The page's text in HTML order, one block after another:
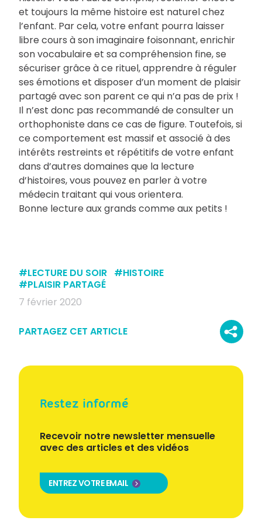
Restez informé
Recevoir notre newsletter mensuelle
avec des articles et des vidéos
ENTREZ VOTRE EMAIL
et toujours la même histoire est naturel chez
l’enfant. Par cela, votre enfant pourra laisser
libre cours à son imaginaire foisonnant, enrichir
son vocabulaire et sa compréhension fine, se
sécuriser grâce à ce rituel, apprendre à réguler
ses émotions et disposer d’un moment de plaisir
partagé avec son parent ce qui n’a pas de prix !
Il n’est donc pas recommandé de consulter un
orthophoniste dans ce cas de figure. Toutefois, si
ce comportement est massif et associé à des
intérêts restreints et répétitifs de votre enfant
dans d’autres domaines que la lecture
d’histoires, vous pouvez en parler à votre
médecin traitant qui vous orientera.
Bonne lecture aux grands comme aux petits !
#LECTURE DU SOIR #HISTOIRE
#PLAISIR PARTAGÉ
7 février 2020
PARTAGEZ CET ARTICLE